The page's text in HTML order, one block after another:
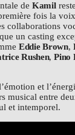
de Kamil
fois la
collaborations
un casting
Eddie Brown,
Rushen,Pino
et
musical entre
et intemporel.